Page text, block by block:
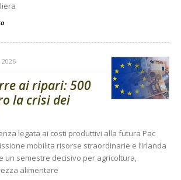
ai ripari: 500
la crisi dei
legata ai costi produttivi alla futura Pac
mobilita risorse straordinarie e l’Irlanda
un semestre decisivo per agricoltura,
alimentare